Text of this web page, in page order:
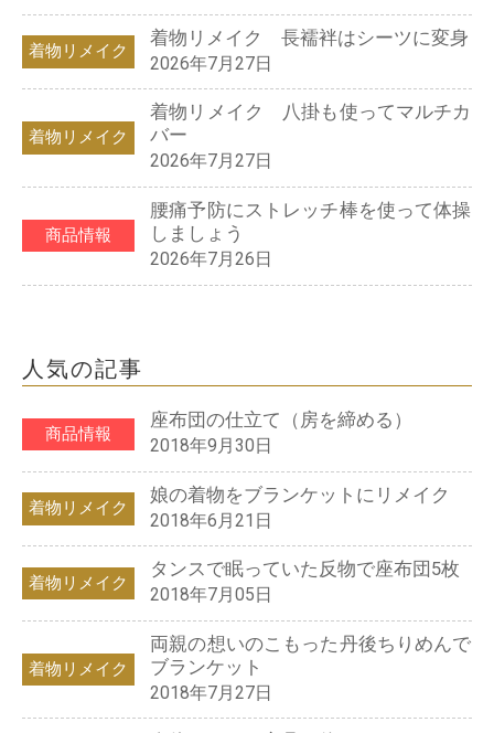
着物リメイク
着物リメイク 長襦袢はシーツに変身
2026年7月27日
着物リメイク
着物リメイク 八掛も使ってマルチカ
バー
2026年7月27日
商品情報
腰痛予防にストレッチ棒を使って体操
しましょう
2026年7月26日
人気の記事
商品情報
座布団の仕立て（房を締める）
2018年9月30日
着物リメイク
娘の着物をブランケットにリメイク
2018年6月21日
着物リメイク
タンスで眠っていた反物で座布団5枚
2018年7月05日
着物リメイク
両親の想いのこもった丹後ちりめんで
ブランケット
2018年7月27日